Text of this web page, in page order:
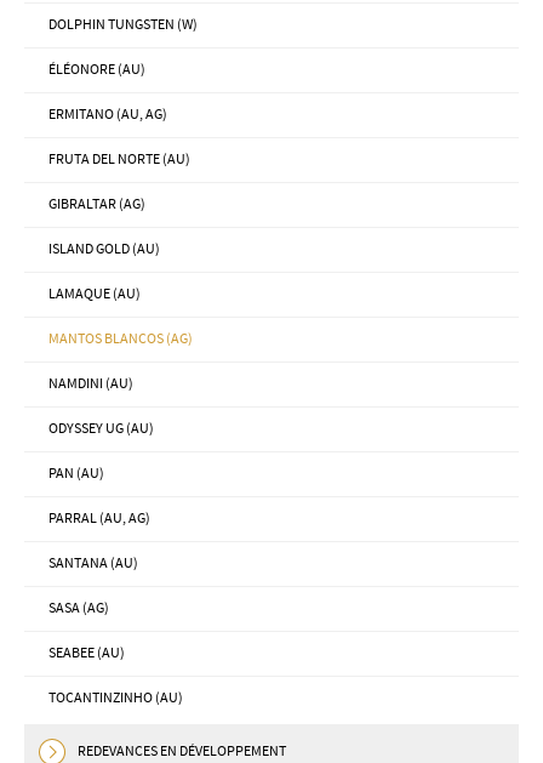
DOLPHIN TUNGSTEN (W)
ÉLÉONORE (AU)
ERMITANO (AU, AG)
FRUTA DEL NORTE (AU)
GIBRALTAR (AG)
ISLAND GOLD (AU)
LAMAQUE (AU)
MANTOS BLANCOS (AG)
NAMDINI (AU)
ODYSSEY UG (AU)
PAN (AU)
PARRAL (AU, AG)
SANTANA (AU)
SASA (AG)
SEABEE (AU)
TOCANTINZINHO (AU)
REDEVANCES EN DÉVELOPPEMENT